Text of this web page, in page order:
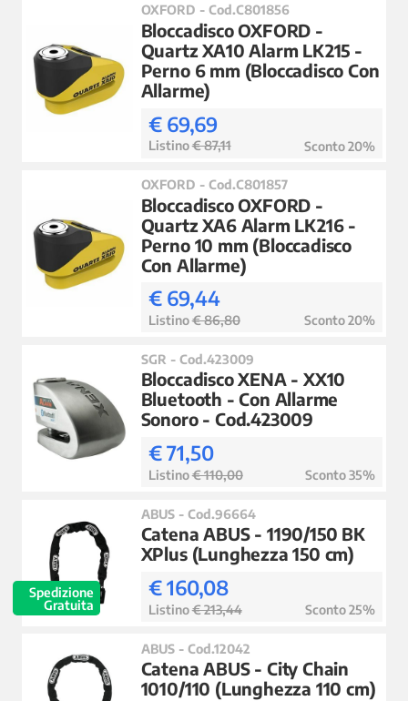
OXFORD - Cod.C801856
Bloccadisco OXFORD -
Quartz XA10 Alarm LK215 -
Perno 6 mm (Bloccadisco Con
Allarme)
€ 69,69
Listino€ 87,11 Sconto 20%
OXFORD - Cod.C801857
Bloccadisco OXFORD -
Quartz XA6 Alarm LK216 -
Perno 10 mm (Bloccadisco
Con Allarme)
€ 69,44
Listino€ 86,80 Sconto 20%
SGR - Cod.423009
Bloccadisco XENA - XX10
Bluetooth - Con Allarme
Sonoro - Cod.423009
€ 71,50
Listino€ 110,00 Sconto 35%
Spedizione
Gratuita
ABUS - Cod.96664
Catena ABUS - 1190/150 BK
XPlus (Lunghezza 150 cm)
€ 160,08
Listino€ 213,44 Sconto 25%
ABUS - Cod.12042
Catena ABUS - City Chain
1010/110 (Lunghezza 110 cm)